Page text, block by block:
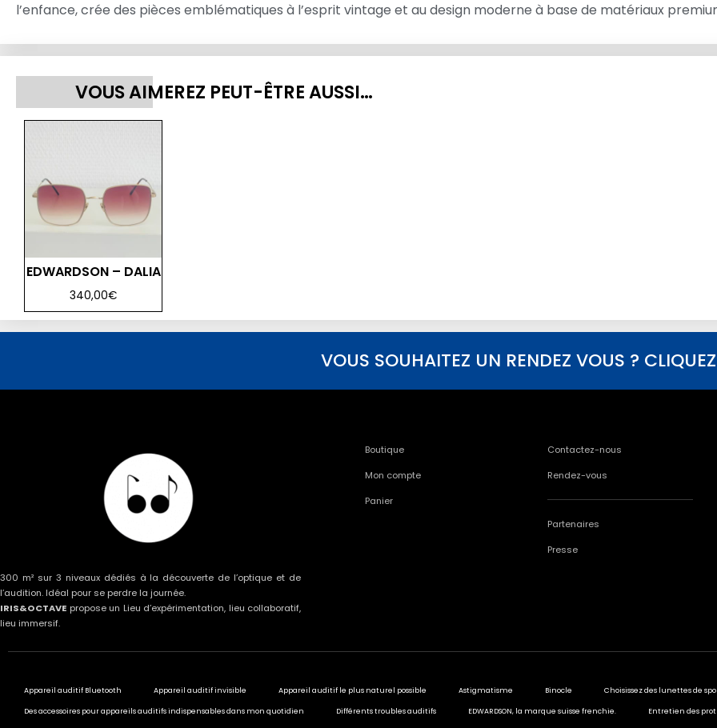
l’enfance, crée des pièces emblématiques à l’esprit vintage et au design moderne à base de matériaux
VOUS AIMEREZ PEUT-ÊTRE AUSSI…
EDWARDSON – DALIA
340,00€
VOUS SOUHAITEZ UN RENDEZ VOUS ?
300 m² sur 3 niveaux dédiés à la découverte de l’optique et de
l’audition. Idéal pour se perdre la journée.
IRIS&OCTAVE propose un Lieu d’expérimentation, lieu collaboratif,
lieu immersif.
Boutique
Mon compte
Panier
Contactez-nous
Rendez-vous
Partenaires
Presse
Appareil auditif Bluetooth Appareil auditif invisible Appareil auditif le plus naturel possible Astigmatisme Binocle Choisissez des lunettes de
Des accessoires pour appareils auditifs indispensables dans mon quotidien Différents troubles auditifs EDWARDSON, la marque suisse frenchie. Entretien des